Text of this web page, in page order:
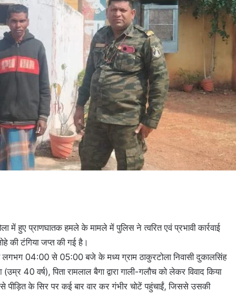
में हुए प्राणघातक हमले के मामले में पुलिस ने त्वरित एवं प्रभावी कार्रवाई
की टंगिया जप्त की गई है।
04:00 से 05:00 बजे के मध्य ग्राम ठाकुरटोला निवासी दुकालसिंह
40 वर्ष), पिता रामलाल बैगा द्वारा गाली-गलौच को लेकर विवाद किया
पीड़ित के सिर पर कई बार वार कर गंभीर चोटें पहुंचाईं, जिससे उसकी